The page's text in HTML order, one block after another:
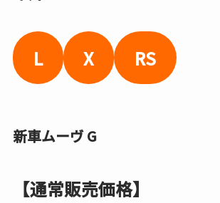
L X RS
新車ムーヴ G
【通常販売価格】